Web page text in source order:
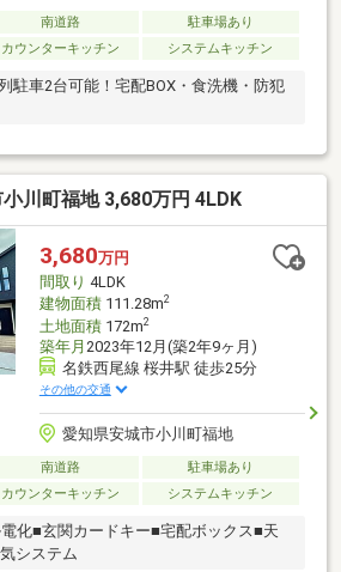
南道路
駐車場あり
カウンターキッチン システムキッチン
駐車2台可能！宅配BOX・食洗機・防犯
川町福地 3,680万円 4LDK
3,680万円
間取り 4LDK
建物面積111.28m2
土地面積172m2
築年月 2023年12月(築2年9ヶ月)
名鉄西尾線 桜井駅 徒歩25分
その他の交通
愛知県安城市小川町福地
南道路
駐車場あり
カウンターキッチン システムキッチン
化■玄関カードキー■宅配ボックス■天
システム